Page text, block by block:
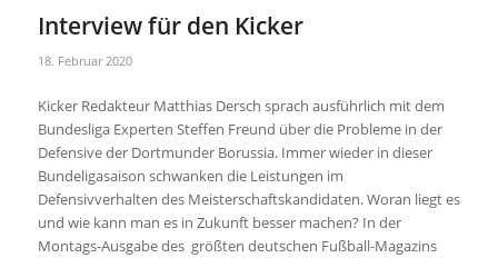
Interview für den Kicker
18. Februar 2020
Kicker Redakteur Matthias Dersch sprach ausführlich mit dem
Bundesliga Experten Steffen Freund über die Probleme in der
Defensive der Dortmunder Borussia. Immer wieder in dieser
Bundeligasaison schwanken die Leistungen im
Defensivverhalten des Meisterschaftskandidaten. Woran liegt es
und wie kann man es in Zukunft besser machen? In der
Montags-Ausgabe des größten deutschen Fußball-Magazins